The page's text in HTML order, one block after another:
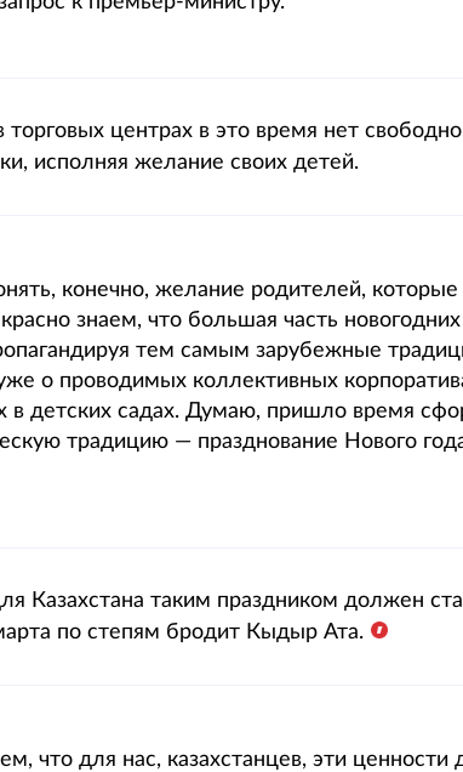
торговых центрах в это время нет
исполняя желание своих детей.
конечно, желание родителей,
знаем, что большая часть новогодних
тем самым зарубежные
о проводимых коллективных
в детских садах. Думаю, пришло время
традицию — празднование Нового
Казахстана таким праздником должен
по степям бродит Кыдыр Ата.
что для нас, казахстанцев, эти